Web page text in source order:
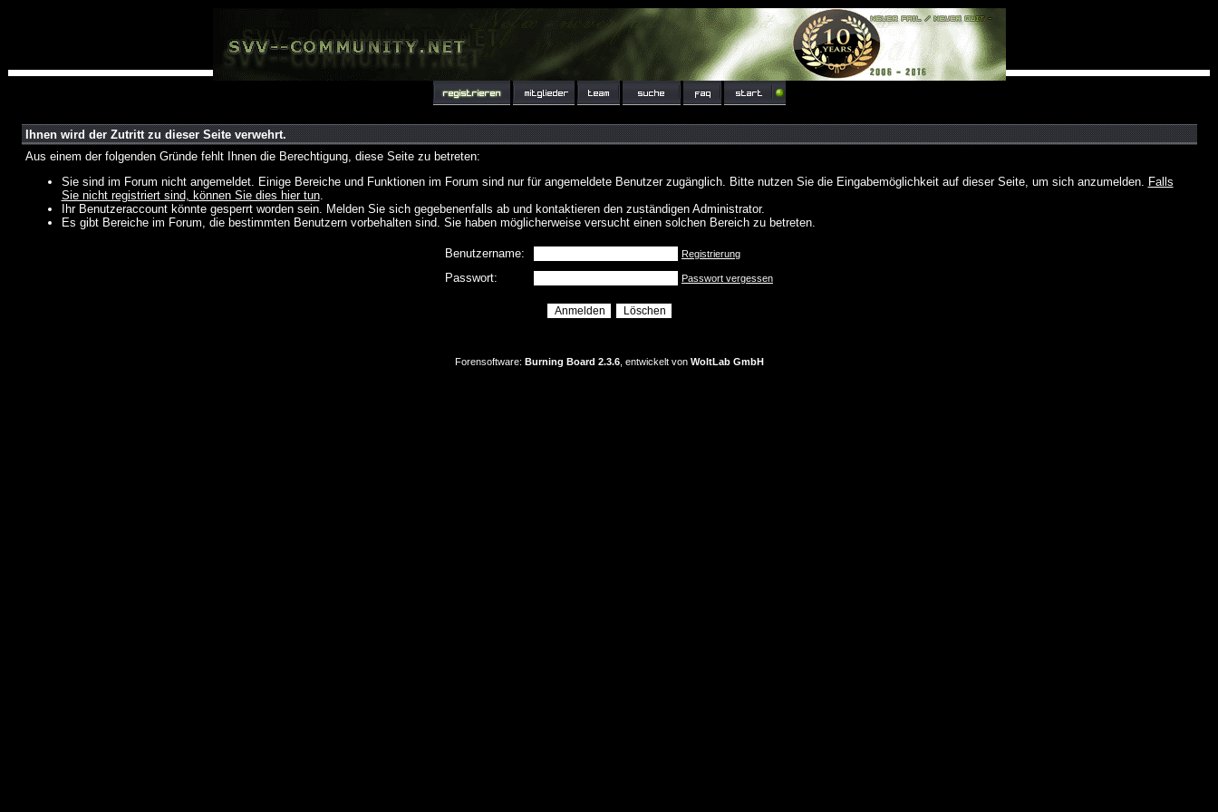
Ihnen wird der Zutritt zu dieser Seite verwehrt.
Aus einem der folgenden Gründe fehlt Ihnen die Berechtigung, diese Seite zu betreten:
Sie sind im Forum nicht angemeldet. Einige Bereiche und Funktionen im Forum sind nur für angemeldete Benutzer zugänglich. Bitte nutzen Sie die Eingabemöglichkeit auf dieser Seite, um sich anzumelden. Falls
Sie nicht registriert sind, können Sie dies hier tun.
Ihr Benutzeraccount könnte gesperrt worden sein. Melden Sie sich gegebenenfalls ab und kontaktieren den zuständigen Administrator.
Es gibt Bereiche im Forum, die bestimmten Benutzern vorbehalten sind. Sie haben möglicherweise versucht einen solchen Bereich zu betreten.
Benutzername: Registrierung
Passwort: Passwort vergessen
Forensoftware: Burning Board 2.3.6, entwickelt von WoltLab GmbH